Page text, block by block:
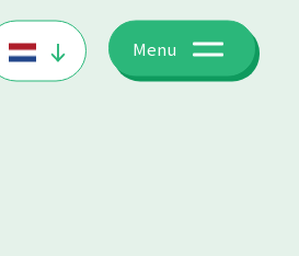
Menu